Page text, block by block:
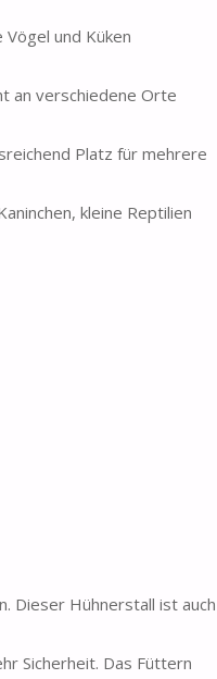
und Küken
an verschiedene Orte
Platz für mehrere
kleine Reptilien
Dieser Hühnerstall ist auch
Sicherheit. Das Füttern